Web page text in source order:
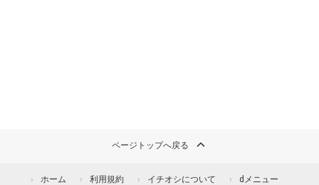
ページトップへ戻る
ホーム 利用規約 イチオシについて dメニュー